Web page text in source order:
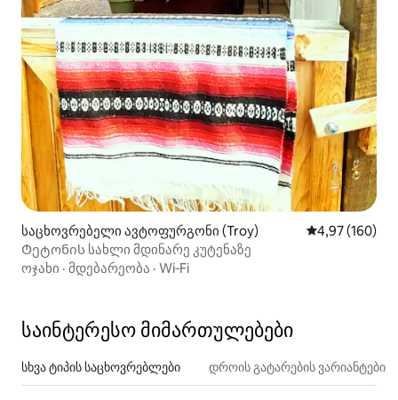
საცხოვრებელი ავტოფურგონი (Troy) საშუალო
4,97 (160)
Ტეტონის სახლი მდინარე კუტენაზე
ოჯახი · მდებარეობა · Wi‑Fi
საინტერესო მიმართულებები
სხვა ტიპის საცხოვრებლები დროის გატარების ვარიანტები